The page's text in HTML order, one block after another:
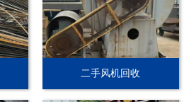
二手风机回收